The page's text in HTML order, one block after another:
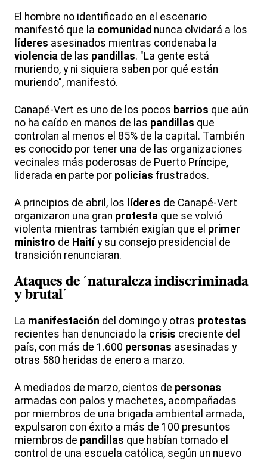
El hombre no identificado en el escenario
manifestó que la comunidad nunca olvidará a los
líderes asesinados mientras condenaba la
violencia de las pandillas. "La gente está
muriendo, y ni siquiera saben por qué están
muriendo", manifestó.
Canapé-Vert es uno de los pocos barrios que aún
no ha caído en manos de las pandillas que
controlan al menos el 85% de la capital. También
es conocido por tener una de las organizaciones
vecinales más poderosas de Puerto Príncipe,
liderada en parte por policías frustrados.
A principios de abril, los líderes de Canapé-Vert
organizaron una gran protesta que se volvió
violenta mientras también exigían que el primer
ministro de Haití y su consejo presidencial de
transición renunciaran.
Ataques de ´naturaleza indiscriminada
y brutal´
La manifestación del domingo y otras protestas
recientes han denunciado la crisis creciente del
país, con más de 1.600 personas asesinadas y
otras 580 heridas de enero a marzo.
A mediados de marzo, cientos de personas
armadas con palos y machetes, acompañadas
por miembros de una brigada ambiental armada,
expulsaron con éxito a más de 100 presuntos
miembros de pandillas que habían tomado el
control de una escuela católica, según un nuevo